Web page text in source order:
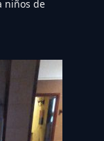
niños de